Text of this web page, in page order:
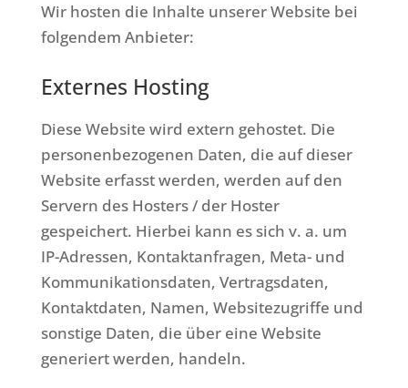
Wir hosten die Inhalte unserer Website bei
folgendem Anbieter:
Externes Hosting
Diese Website wird extern gehostet. Die
personenbezogenen Daten, die auf dieser
Website erfasst werden, werden auf den
Servern des Hosters / der Hoster
gespeichert. Hierbei kann es sich v. a. um
IP-Adressen, Kontaktanfragen, Meta- und
Kommunikationsdaten, Vertragsdaten,
Kontaktdaten, Namen, Websitezugriffe und
sonstige Daten, die über eine Website
generiert werden, handeln.